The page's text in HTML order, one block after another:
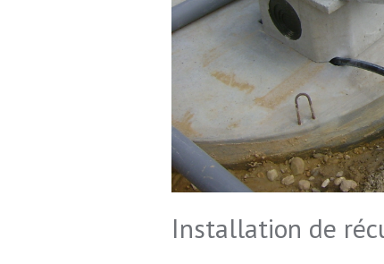
Installation de